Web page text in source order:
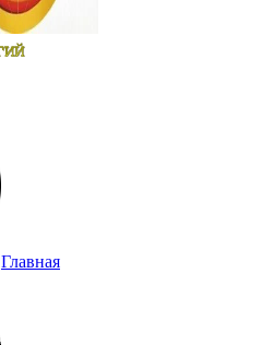
Главная